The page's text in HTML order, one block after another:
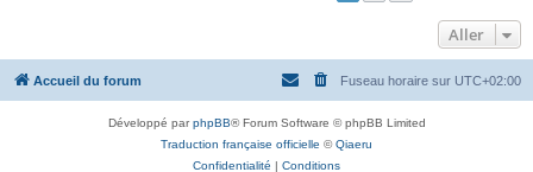
Aller
Accueil du forum Fuseau horaire sur UTC+02:00
Développé parphpBB® Forum Software © phpBB Limited
Traduction française officielle ©Qiaeru
Confidentialité | Conditions